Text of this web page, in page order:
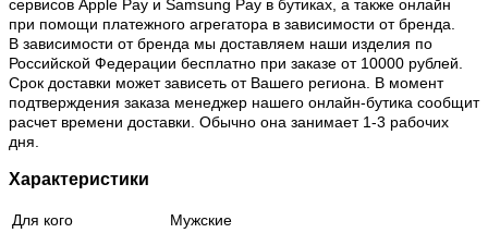
сервисов Apple Pay и Samsung Pay в бутиках, а также онлайн
при помощи платежного агрегатора в зависимости от бренда.
В зависимости от бренда мы доставляем наши изделия по
Российской Федерации бесплатно при заказе от 10000 рублей.
Срок доставки может зависеть от Вашего региона. В момент
подтверждения заказа менеджер нашего онлайн-бутика сообщит
расчет времени доставки. Обычно она занимает 1-3 рабочих
дня.
Характеристики
Для кого
Мужские